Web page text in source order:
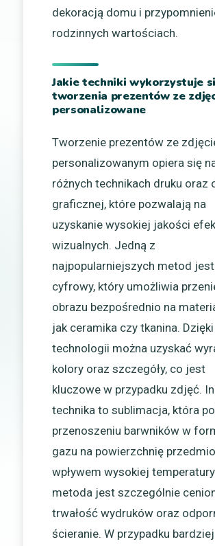
dekoracją domu i
rodzinnych wartościach.
Jakie techniki wykorzystuje
tworzenia prezentów ze
personalizowane
Tworzenie prezentów ze
personalizowanym opiera się
różnych technikach druku oraz
graficznej, które pozwalają na
uzyskanie wysokiej jakości
wizualnych. Jedną z
najpopularniejszych metod
cyfrowy, który umożliwia
obrazu bezpośrednio na
jak ceramika czy tkanina.
technologii można uzyskać
kolory oraz szczegóły, co jest
kluczowe w przypadku zdjęć.
technika to sublimacja, która
przenoszeniu barwników w
gazu na powierzchnię
wpływem wysokiej
metoda jest szczególnie
trwałość wydruków oraz
ścieranie. W przypadku bardziej